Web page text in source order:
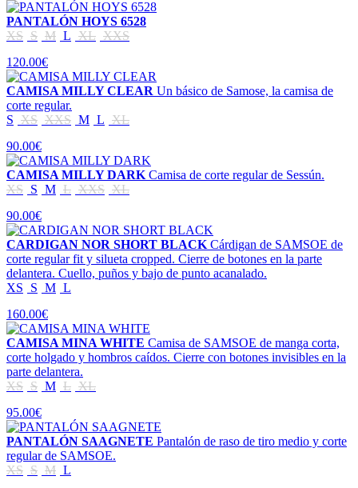
PANTALÓN HOYS 6528
XS S M L XL XXS
120.00€
CAMISA MILLY CLEAR Un básico de Samose, la camisa de
corte regular.
S XS XXS M L XL
90.00€
CAMISA MILLY DARK Camisa de corte regular de Sessún.
XS S M L XXS XL
90.00€
CARDIGAN NOR SHORT BLACK Cárdigan de SAMSOE de
corte regular fit y silueta cropped. Cierre de botones en la parte
delantera. Cuello, puños y bajo de punto acanalado.
XS
S M L
160.00€
CAMISA MINA WHITE Camisa de SAMSOE de manga corta,
corte holgado y hombros caídos. Cierre con botones invisibles en la
parte delantera.
XS S M L XL
95.00€
PANTALÓN SAAGNETE Pantalón de raso de tiro medio y corte
regular de SAMSOE.
XS S M L